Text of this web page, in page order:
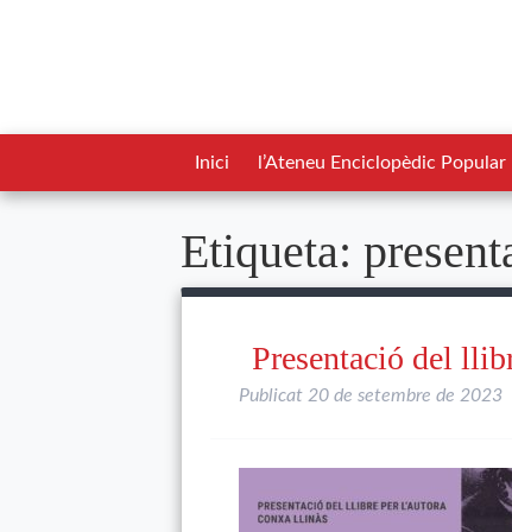
Inici l’Ateneu Enciclopèdic Popular
Etiqueta:
Presentació del
Publicat 20 de setembre de 2023